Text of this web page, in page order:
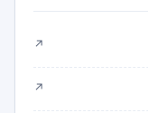
↗
↗